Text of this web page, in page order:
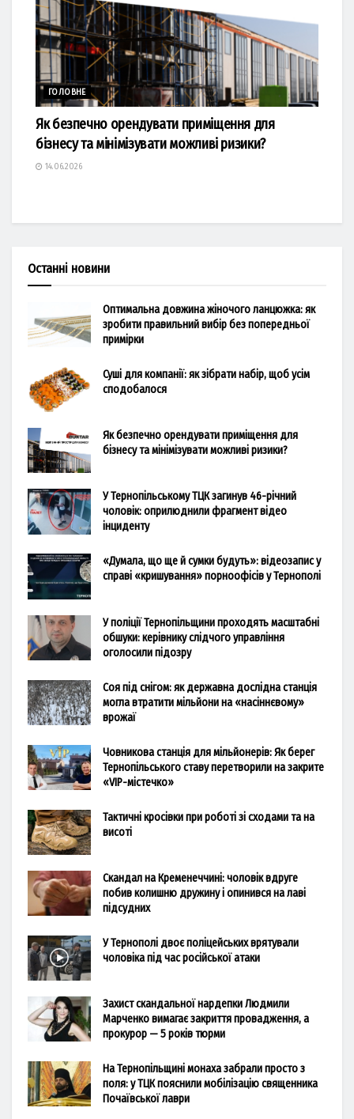
ГОЛОВНЕ
Як безпечно орендувати приміщення для
бізнесу та мінімізувати можливі ризики?
14.06.2026
Останні новини
Оптимальна довжина жіночого ланцюжка: як
зробити правильний вибір без попередньої
примірки
Суші для компанії: як зібрати набір, щоб усім
сподобалося
Як безпечно орендувати приміщення для
бізнесу та мінімізувати можливі ризики?
У Тернопільському ТЦК загинув 46-річний
чоловік: оприлюднили фрагмент відео
інциденту
«Думала, що ще й сумки будуть»: відеозапис у
справі «кришування» порноофісів у Тернополі
У поліції Тернопільщини проходять масштабні
обшуки: керівнику слідчого управління
оголосили підозру
Соя під снігом: як державна дослідна станція
могла втратити мільйони на «насіннєвому»
врожаї
Човникова станція для мільйонерів: Як берег
Тернопільського ставу перетворили на закрите
«VIP-містечко»
Тактичні кросівки при роботі зі сходами та на
висоті
Скандал на Кременеччині: чоловік вдруге
побив колишню дружину і опинився на лаві
підсудних
У Тернополі двоє поліцейських врятували
чоловіка під час російської атаки
Захист скандальної нардепки Людмили
Марченко вимагає закриття провадження, а
прокурор — 5 років тюрми
На Тернопільщині монаха забрали просто з
поля: у ТЦК пояснили мобілізацію священника
Почаївської лаври